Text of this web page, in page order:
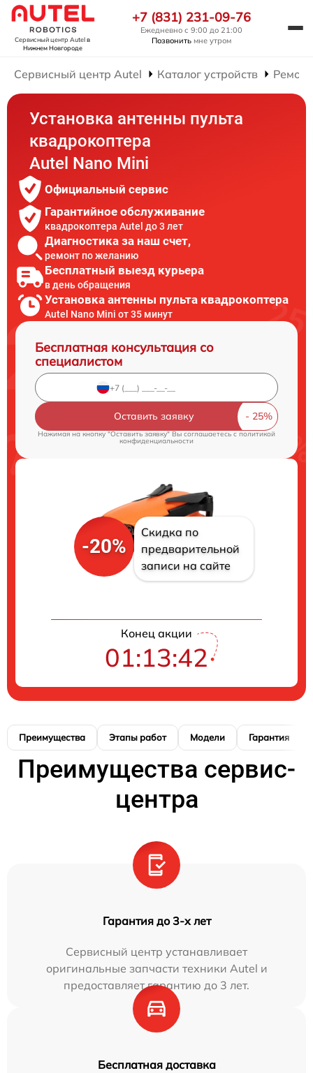
Сервисный центр Autelв
Нижнем Новгороде
+7 (831) 231-09-76
Ежедневно с 9:00 до 21:00
Позвонить мне утром
Сервисный центр Autel Каталог устройств
Установка антенны пульта
квадрокоптера
Autel Nano Mini
Официальный сервис
Гарантийное обслуживание
квадрокоптера Autel до 3 лет
Диагностика за наш счет,
ремонт по желанию
Бесплатный выезд курьера
в день обращения
Установка антенны пульта квадрокоптера
Autel Nano Mini от 35 минут
Бесплатная консультация со
специалистом
Оставить заявку
Нажимая на кнопку "Оставить заявку" Вы соглашаетесь c политикой
конфиденциальности
-20%
Скидка по
предварительной
записи на сайте
Конец акции
01:13:42
Преимущества Этапы работ Модели Гарантия
Преимущества сервис-
центра
Гарантия до 3-х лет
Сервисный центр устанавливает
оригинальные запчасти техники Autel и
предоставляет гарантию до 3 лет.
Бесплатная доставка